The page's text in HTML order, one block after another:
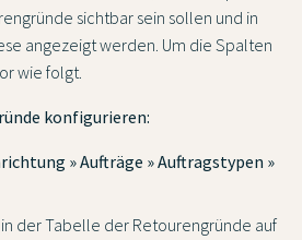
sichtbar sein sollen und in
angezeigt werden. Um die Spalten
wie folgt.
konfigurieren:
» Aufträge » Auftragstypen »
der Tabelle der Retourengründe auf